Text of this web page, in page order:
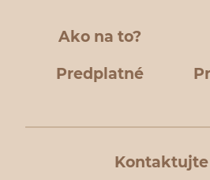
Ako na to?
Predplatné
Kontaktujte